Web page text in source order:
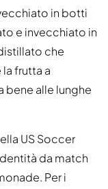
in botti
e invecchiato in
che
frutta a
bene alle lunghe
US Soccer
da match
Per i